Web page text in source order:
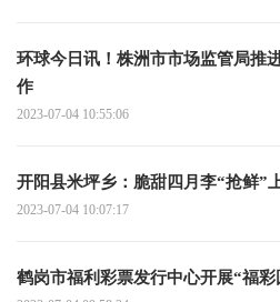
环球今日讯！株洲市市场监管局推
作
2023-07-04 10:55:06
开阳县米坪乡：脆甜四月李“抢鲜”
2023-07-04 10:07:17
鹤岗市福利彩票发行中心开展“福